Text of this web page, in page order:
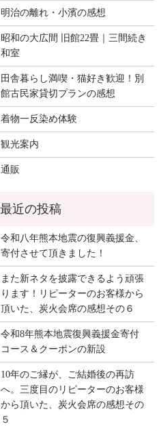
明治の離れ・小濱の感想
昭和の大広間 旧館22畳｜三間続き
和室
田舎暮らし満喫・猫好き歓迎！別
館古民家貸切プランの感想
着物一反染め体験
観光案内
通販
令和八年熊本地震の復興義援金、
寄付させて頂きました！
また新ネタを披露できるよう頑張
ります！リピーターのお客様から
頂いた、炭火会席の感想その６
令和8年熊本地震復興義援金寄付
コース＆クーポンの新設
10年のご縁が、ご結婚後の再訪
へ。三度目のリピーターのお客様
から頂いた、炭火会席の感想その
５